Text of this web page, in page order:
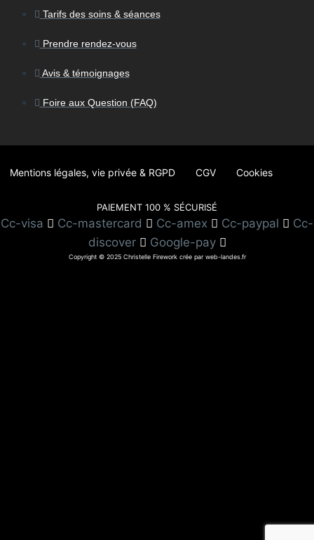
Tarifs des soins & séances
Prendre rendez-vous
Avis & témoignages
Foire aux Question (FAQ)
Mentions légales, vie privée & RGPD CGV Cookies
PAIEMENT 100 % SÉCURISÉ
Cc-visa Cc-mastercard Cc-amex Cc-paypal
Cc-
discover
Google-pay
Copyright © 2025 Christelle Firework crée par web-landes.fr